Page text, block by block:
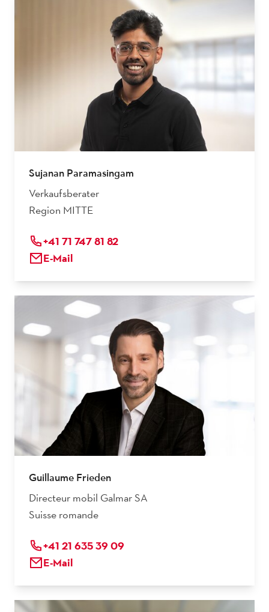
Sujanan Paramasingam
Verkaufsberater
Region MITTE
+41 71 747 81 82
E-Mail
Guillaume Frieden
Directeur mobil Galmar SA
Suisse romande
+41 21 635 39 09
E-Mail